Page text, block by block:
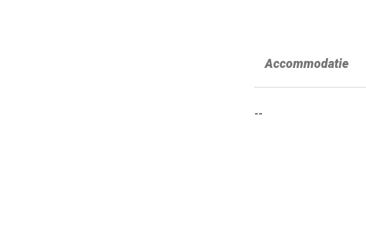
Accommodatie
--